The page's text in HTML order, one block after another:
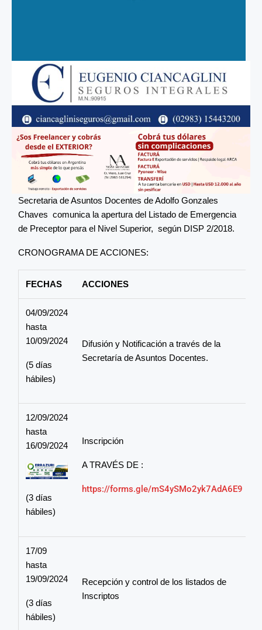
Secretaria de Asuntos Docentes de Adolfo Gonzales
Chaves comunica la apertura del Listado de Emergencia
de Preceptor para el Nivel Superior, según DISP 2/2018.
CRONOGRAMA DE ACCIONES:
FECHAS ACCIONES
04/09/2024
hasta
10/09/2024
(5 días
hábiles)
Difusión y Notificación a través de la
Secretaría de Asuntos Docentes.
12/09/2024
hasta
16/09/2024
(3 días
hábiles)
Inscripción
A TRAVÉS DE :
https://forms.gle/mS4ySMo2yk7AdA6E9
17/09
hasta
19/09/2024
(3 días
hábiles)
Recepción y control de los listados de
Inscriptos